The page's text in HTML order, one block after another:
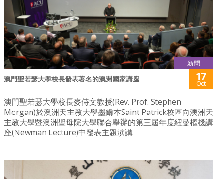
新聞
澳門聖若瑟大學校長發表著名的澳洲國家講座 17
Oct
澳門聖若瑟大學校長麥侍文教授(Rev. Prof. Stephen
Morgan)於澳洲天主教大學墨爾本Saint Patrick校區向澳洲天
主教大學暨澳洲聖母院大學聯合舉辦的第三屆年度紐曼樞機講
座(Newman Lecture)中發表主題演講